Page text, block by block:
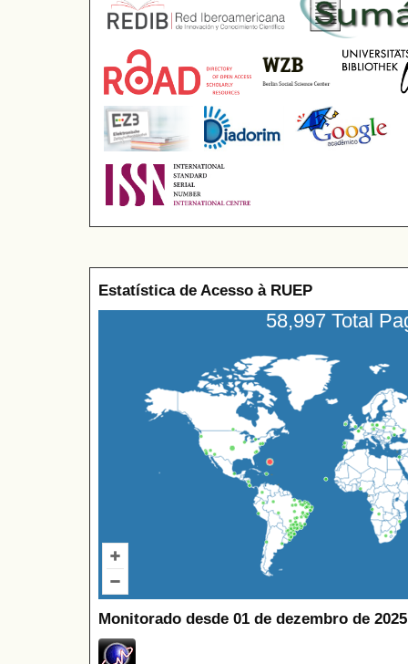
Estatística de Acesso à RUEP
58,997 Total
Monitorado desde 01 de dezembro de